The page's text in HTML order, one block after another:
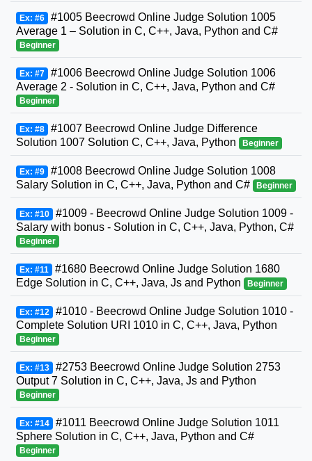
Ex: #6 #1005 Beecrowd Online Judge Solution 1005
Average 1 – Solution in C, C++, Java, Python and C#
Beginner
Ex: #7 #1006 Beecrowd Online Judge Solution 1006
Average 2 - Solution in C, C++, Java, Python and C#
Beginner
Ex: #8 #1007 Beecrowd Online Judge Difference
Solution 1007 Solution C, C++, Java, Python
Beginner
Ex: #9 #1008 Beecrowd Online Judge Solution 1008
Salary Solution in C, C++, Java, Python and C#
Beginner
Ex: #10 #1009 - Beecrowd Online Judge Solution 1009 -
Salary with bonus - Solution in C, C++, Java, Python, C#
Beginner
Ex: #11 #1680 Beecrowd Online Judge Solution 1680
Edge Solution in C, C++, Java, Js and Python
Beginner
Ex: #12 #1010 - Beecrowd Online Judge Solution 1010 -
Complete Solution URI 1010 in C, C++, Java, Python
Beginner
Ex: #13 #2753 Beecrowd Online Judge Solution 2753
Output 7 Solution in C, C++, Java, Js and Python
Beginner
Ex: #14 #1011 Beecrowd Online Judge Solution 1011
Sphere Solution in C, C++, Java, Python and C#
Beginner